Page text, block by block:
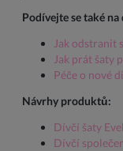
Podívejte se také
Jak odstranit
Jak prát šaty
Péče o nové
Návrhy produktů:
Dívčí šaty
Dívčí